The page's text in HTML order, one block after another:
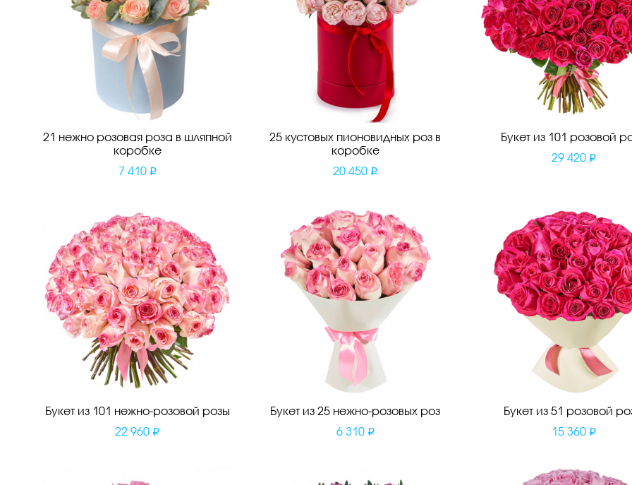
21 нежно розовая роза в шляпной
коробке
7 410
25 кустовых пионовидных роз в
коробке
20 450
Букет из 101 розовой
29 420
Букет из 101 нежно-розовой розы
22 960
Букет из 25 нежно-розовых роз
6 310
Букет из 51 розовой
15 360